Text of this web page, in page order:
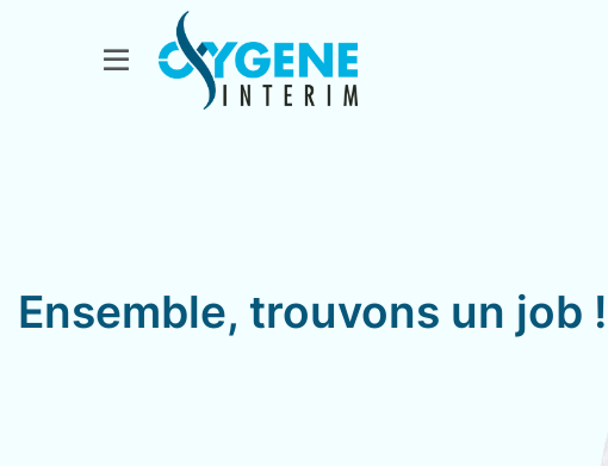
Ensemble, trouvons un job !